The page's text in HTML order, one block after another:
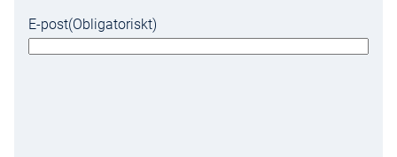
E-post(Obligatoriskt)